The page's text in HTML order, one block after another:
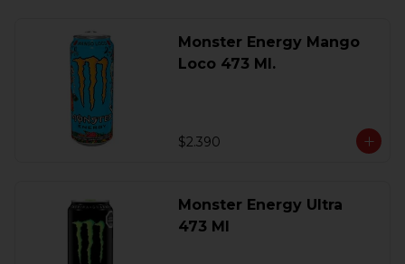
Monster Energy Mango
Loco 473 Ml.
$2.390
Monster Energy Ultra
473 Ml